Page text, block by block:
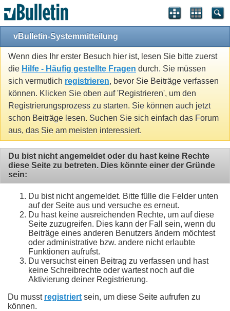
vBulletin-Systemmitteilung
Wenn dies Ihr erster Besuch hier ist, lesen Sie bitte zuerst
die Hilfe - Häufig gestellte Fragen durch. Sie müssen
sich vermutlich registrieren, bevor Sie Beiträge verfassen
können. Klicken Sie oben auf 'Registrieren', um den
Registrierungsprozess zu starten. Sie können auch jetzt
schon Beiträge lesen. Suchen Sie sich einfach das Forum
aus, das Sie am meisten interessiert.
Du bist nicht angemeldet oder du hast keine Rechte
diese Seite zu betreten. Dies könnte einer der Gründe
sein:
Du bist nicht angemeldet. Bitte fülle die Felder unten
auf der Seite aus und versuche es erneut.
Du hast keine ausreichenden Rechte, um auf diese
Seite zuzugreifen. Dies kann der Fall sein, wenn du
Beiträge eines anderen Benutzers ändern möchtest
oder administrative bzw. andere nicht erlaubte
Funktionen aufrufst.
Du versuchst einen Beitrag zu verfassen und hast
keine Schreibrechte oder wartest noch auf die
Aktivierung deiner Registrierung.
Du musst registriert sein, um diese Seite aufrufen zu
können.